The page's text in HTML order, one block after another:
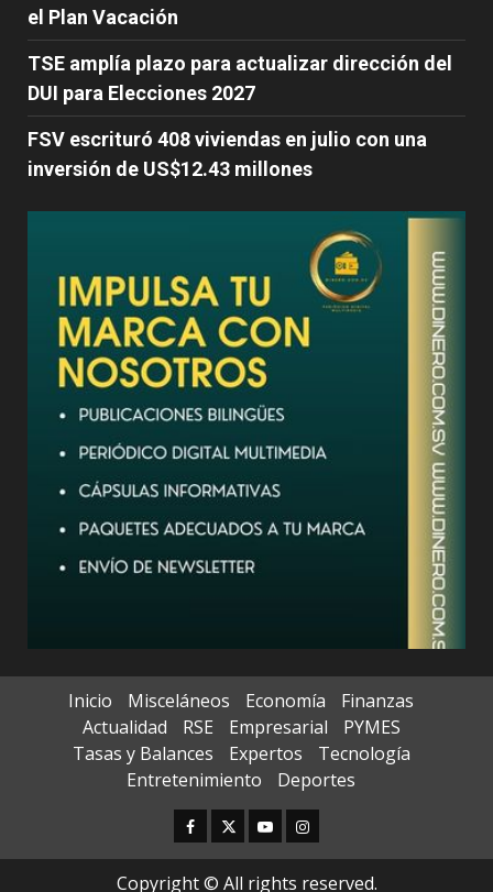
el Plan Vacación
TSE amplía plazo para actualizar dirección del
DUI para Elecciones 2027
FSV escrituró 408 viviendas en julio con una
inversión de US$12.43 millones
Inicio Misceláneos Economía
Finanzas
Actualidad
RSE Empresarial
PYMES
Tasas y Balances
Expertos
Tecnología
Entretenimiento
Deportes
Facebook
TwitterYoutubeInstagram
Copyright © All rights reserved.